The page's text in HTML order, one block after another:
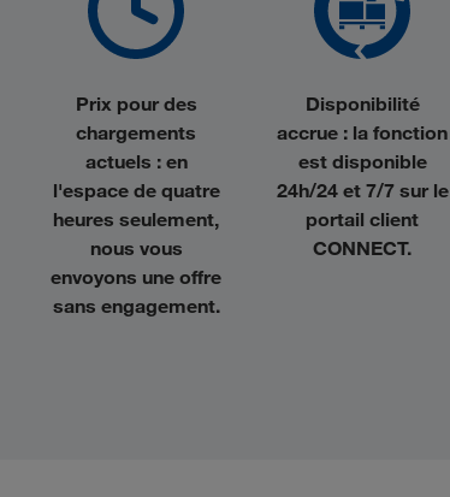
Prix pour des
chargements
actuels :en
l'espace de quatre
heures seulement,
nous vous
envoyons une offre
sans engagement.
Disponibilité
accrue : la fonction
est disponible
24h/24 et 7/7 sur le
portail client
CONNECT.